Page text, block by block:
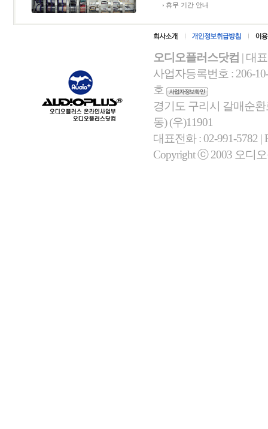
휴무 기간 안내
오디오플러스닷컴 | 대
사업자등록번호 : 206-
호
경기도 구리시 갈매순
동) (우)11901
대표전화 : 02-991-5782 |
Copyright ⓒ 2003 오디오